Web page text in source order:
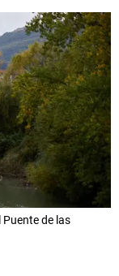
de las